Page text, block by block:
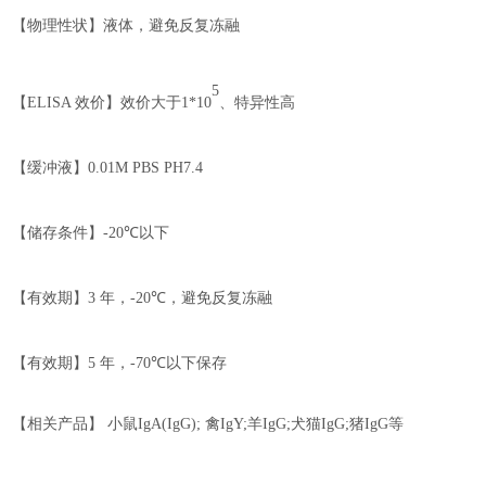
【物理性状】液体，避免反复冻融
【ELISA效价】效价大于1*10
5
、特异性高
【缓冲液】0.01M PBS PH7.4
【储存条件】-20℃以下
【有效期】3年，-20℃ ，避免反复冻融
【有效期】5年，-70℃以下保存
【相关产品】 小鼠IgA(IgG); 禽IgY;羊IgG;犬猫IgG;猪IgG等